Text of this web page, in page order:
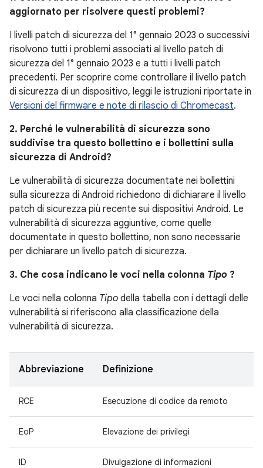
aggiornato per risolvere questi problemi?
I livelli patch di sicurezza del 1° gennaio 2023 o successivi
risolvono tutti i problemi associati al livello patch di
sicurezza del 1° gennaio 2023 e a tutti i livelli patch
precedenti. Per scoprire come controllare il livello patch
di sicurezza di un dispositivo, leggi le istruzioni riportate in
Versioni del firmware e note di rilascio di Chromecast.
2. Perché le vulnerabilità di sicurezza sono
suddivise tra questo bollettino e i bollettini sulla
sicurezza di Android?
Le vulnerabilità di sicurezza documentate nei bollettini
sulla sicurezza di Android richiedono di dichiarare il livello
patch di sicurezza più recente sui dispositivi Android. Le
vulnerabilità di sicurezza aggiuntive, come quelle
documentate in questo bollettino, non sono necessarie
per dichiarare un livello patch di sicurezza.
3. Che cosa indicano le voci nella colonna Tipo ?
Le voci nella colonna Tipo della tabella con i dettagli delle
vulnerabilità si riferiscono alla classificazione della
vulnerabilità di sicurezza.
Abbreviazione Definizione
RCE Esecuzione di codice da remoto
EoP Elevazione dei privilegi
ID Divulgazione di informazioni